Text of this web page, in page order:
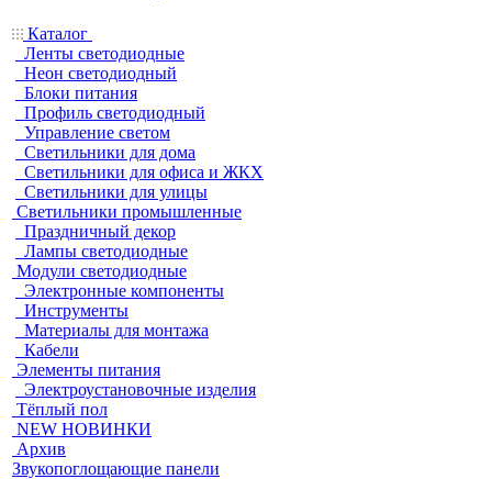
Каталог
Ленты светодиодные
Неон светодиодный
Блоки питания
Профиль светодиодный
Управление светом
Светильники для дома
Светильники для офиса и ЖКХ
Светильники для улицы
Светильники промышленные
Праздничный декор
Лампы светодиодные
Модули светодиодные
Электронные компоненты
Инструменты
Материалы для монтажа
Кабели
Элементы питания
Электроустановочные изделия
Тёплый пол
NEW НОВИНКИ
Архив
Звукопоглощающие панели